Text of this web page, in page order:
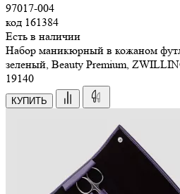
97017-004
код 161384
Есть в наличии
Набор маникюрный в кожаном
зеленый, Beauty Premium,
19140
КУПИТЬ